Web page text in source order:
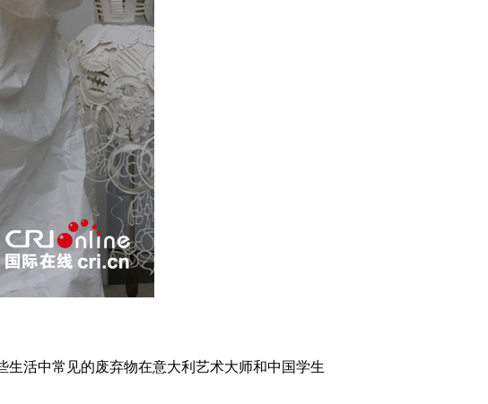
活中常见的废弃物在意大利艺术大师和中国学生